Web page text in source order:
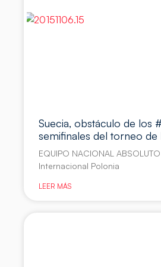
Suecia, obstáculo de los
semifinales del torneo de
EQUIPO NACIONAL
Internacional Polonia
LEER MÁS